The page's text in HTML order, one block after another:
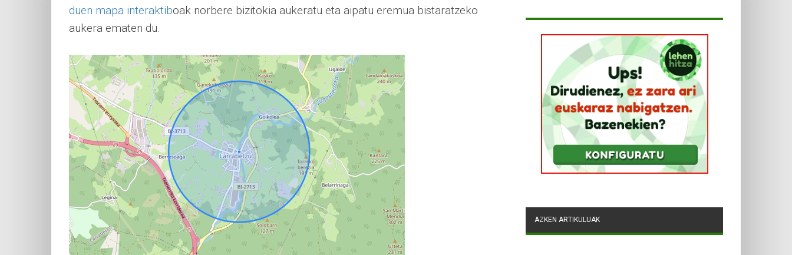
duen mapa interaktiboak norbere bizitokia aukeratu eta aipatu eremua bistaratzeko
aukera ematen du.
AZKEN ARTIKULUAK